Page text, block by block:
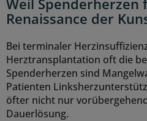
Weil Spenderherzen
Renaissance der
Bei terminaler
Herztransplantation oft die
Spenderherzen sind
Patienten
öfter nicht nur
Dauerlösung.